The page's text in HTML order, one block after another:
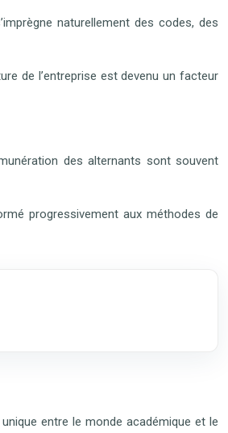
naturellement des codes, des
de l’entreprise est devenu un facteur
des alternants sont souvent
progressivement aux méthodes de
entre le monde académique et le